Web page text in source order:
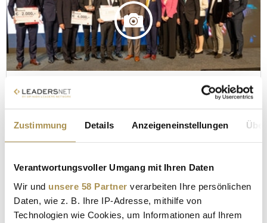
Zustimmung Details Anzeigeneinstellungen
Verantwortungsvoller Umgang mit Ihren Daten
Wir und unsere 58 Partner verarbeiten Ihre persönlichen
Daten, wie z. B. Ihre IP-Adresse, mithilfe von
Technologien wie Cookies, um Informationen auf Ihrem
Maklertag der Fachgruppe der Wiener
Versicherungsmakler Teil 1